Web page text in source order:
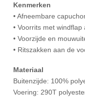
Kenmerken
• Afneembare
• Voorrits met
• Voorzijde en
• Ritszakken aan de
Materiaal
Buitenzijde: 100%
Voering: 290T